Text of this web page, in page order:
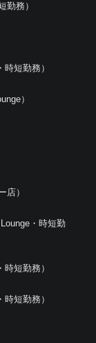
勤務）
短勤務）
）
店）
・時短勤
短勤務）
短勤務）